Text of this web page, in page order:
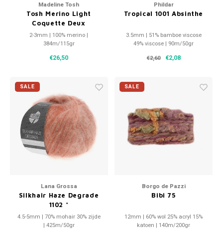
Madeline Tosh
Tosh Merino Light
Coquette Deux
2-3mm | 100% merino |
384m/115gr
€26,50
Phildar
Tropical 1001 Absinthe
3.5mm | 51% bamboe viscose
49% viscose | 90m/50gr
€2,60
€2,08
SALE
Lana Grossa
Silkhair Haze Degrade
1102 *
4.5-5mm | 70% mohair 30% zijde
| 425m/50gr
SALE
Borgo de Pazzi
Bibi 75
12mm | 60% wol 25% acryl 15%
katoen | 140m/200gr